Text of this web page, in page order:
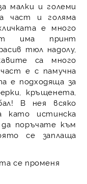
малки и големи
част и голяма
е много
има принт
тюл надолу,
са много
е с памучна
е подходяща за
кръщенета,
В нея всяко
като истинска
поръчате към
се заплаща
се променя